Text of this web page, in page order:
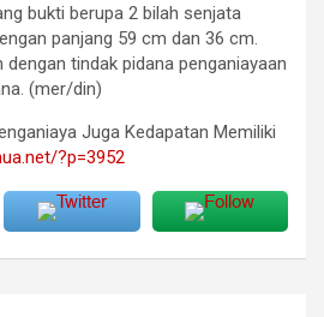
bukti berupa 2 bilah senjata
panjang 59 cm dan 36 cm.
dengan tindak pidana penganiayaan
(mer/din)
Juga Kedapatan Memiliki
?p=3952